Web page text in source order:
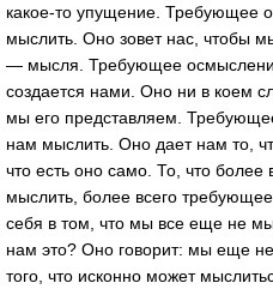
какое-то упущение. Требующее
мыслить. Оно зовет нас, чтобы
— мысля. Требующее
создается нами. Оно ни в коем
мы его представляем.
нам мыслить. Оно дает нам то,
что есть оно само. То, что более
мыслить, более всего
себя в том, что мы все еще не
нам это? Оно говорит: мы еще
того, что исконно может